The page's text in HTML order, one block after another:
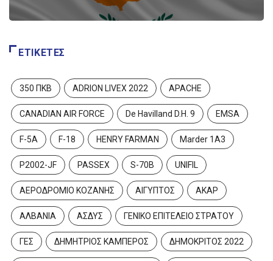
ΕΤΙΚΈΤΕΣ
350 ΠΚΒ ADRION LIVEX 2022 APACHE
CANADIAN AIR FORCE De Havilland D.H. 9 EMSA
F-5A F-18 HENRY FARMAN Marder 1A3
P2002-JF PASSEX S-70B UNIFIL
ΑΕΡΟΔΡΟΜΙΟ ΚΟΖΑΝΗΣ ΑΙΓΥΠΤΟΣ ΑΚΑΡ
ΑΛΒΑΝΙΑ ΑΣΔΥΣ ΓΕΝΙΚΟ ΕΠΙΤΕΛΕΙΟ ΣΤΡΑΤΟΥ
ΓΕΣ ΔΗΜΗΤΡΙΟΣ ΚΑΜΠΕΡΟΣ ΔΗΜΟΚΡΙΤΟΣ 2022